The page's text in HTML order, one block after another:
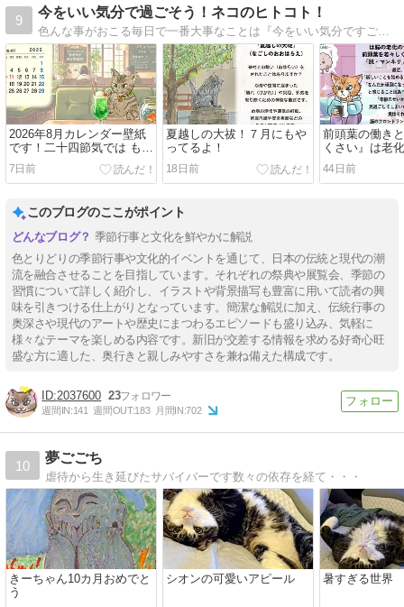
9
今をいい気分で過ごそう！ネコのヒトコト！
色んな事がおこる毎日で一番大事なことは『今をいい気分ですごすこと！』と気が付きました！読んだ本やトピックスから気になったワードを取り上げてニャンコのイラストと共に書いています。自分の楽しい！を見つけてね。
2026年8月カレンダー壁紙
です！二十四節気では もう
秋！？
7日前
夏越しの大祓！７月にもや
ってるよ！
18日前
前頭葉の働き
くさい』は老
44日前
このブログのここがポイント
季節行事と文化を鮮やかに解説
色とりどりの季節行事や文化的イベントを通じて、日本の伝統と現代の潮
流を融合させることを目指しています。それぞれの祭典や展覧会、季節の
習慣について詳しく紹介し、イラストや背景描写も豊富に用いて読者の興
味を引きつける仕上がりとなっています。簡潔な解説に加え、伝統行事の
奥深さや現代のアートや歴史にまつわるエピソードも盛り込み、気軽に
様々なテーマを楽しめる内容です。新旧が交差する情報を求める好奇心旺
盛な方に適した、奥行きと親しみやすさを兼ね備えた構成です。
2037600 23
週間IN:141 週間OUT:183 月間IN:702
10
夢ごごち
虐待から生き延びたサバイバーです数々の依存を経て・・・
きーちゃん10カ月おめでと
う
シオンの可愛いアピール 暑すぎる世界